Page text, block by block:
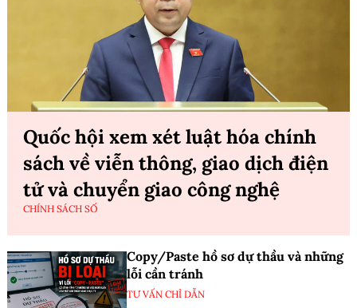
Quốc hội xem xét luật hóa chính
sách về viễn thông, giao dịch điện
tử và chuyển giao công nghệ
CHÍNH SÁCH SỐ
Copy/Paste hồ sơ dự thầu và những
lỗi cần tránh
TƯ VẤN CHỈ DẪN